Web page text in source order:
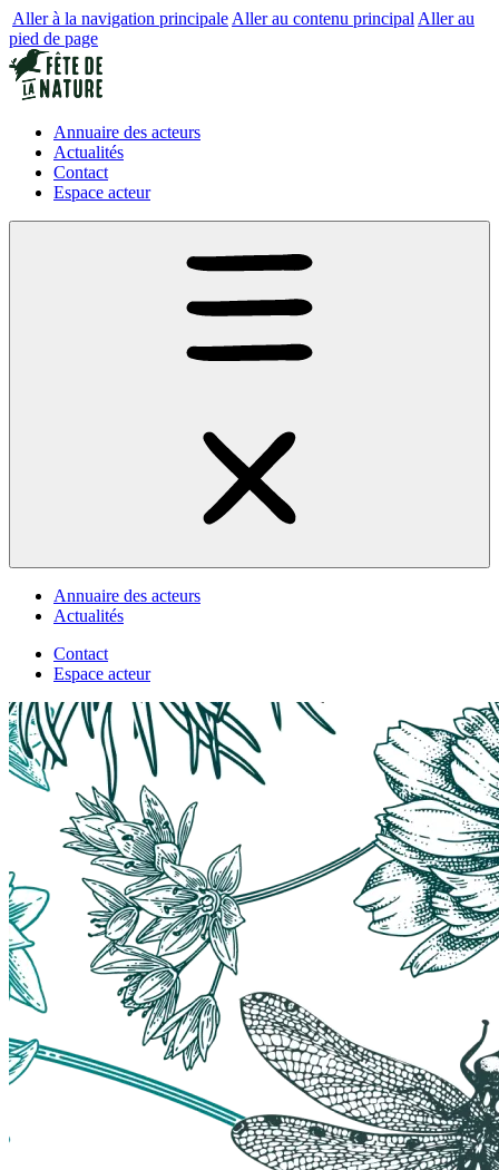
Aller à la navigation principale Aller au contenu principal Aller au
pied de page
Annuaire des acteurs
Actualités
Contact
Espace acteur
Annuaire des acteurs
Actualités
Contact
Espace acteur